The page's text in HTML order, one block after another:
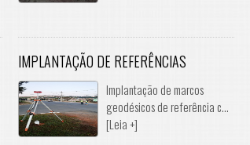
IMPLANTAÇÃO DE REFERÊNCIAS
Implantação de marcos
geodésicos de referência c...
[Leia +]